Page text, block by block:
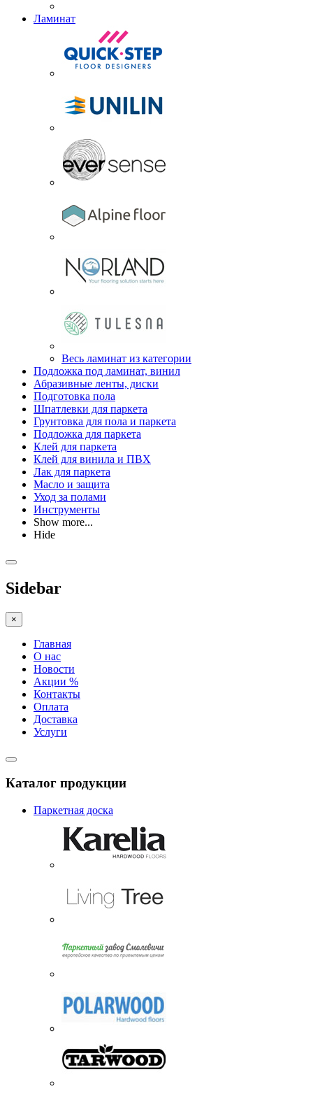
Ламинат
Весь ламинат из категории
Подложка под ламинат, винил
Абразивные ленты, диски
Подготовка пола
Шпатлевки для паркета
Грунтовка для пола и паркета
Подложка для паркета
Клей для паркета
Клей для винила и ПВХ
Лак для паркета
Масло и защита
Уход за полами
Инструменты
Show more...
Hide
Sidebar
×
Главная
О нас
Новости
Акции %
Контакты
Оплата
Доставка
Услуги
Каталог продукции
Паркетная доска